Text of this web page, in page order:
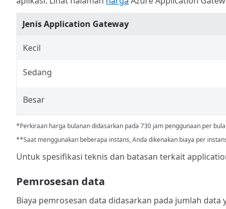
Jenis Application Gateway
Kecil
Sedang
Besar
*Perkiraan harga bulanan didasarkan pada 730 jam penggunaan per
**Saat menggunakan beberapa instans, Anda dikenakan biaya per
Untuk spesifikasi teknis dan batasan terkait
Pemrosesan data
Biaya pemrosesan data didasarkan pada jumlah